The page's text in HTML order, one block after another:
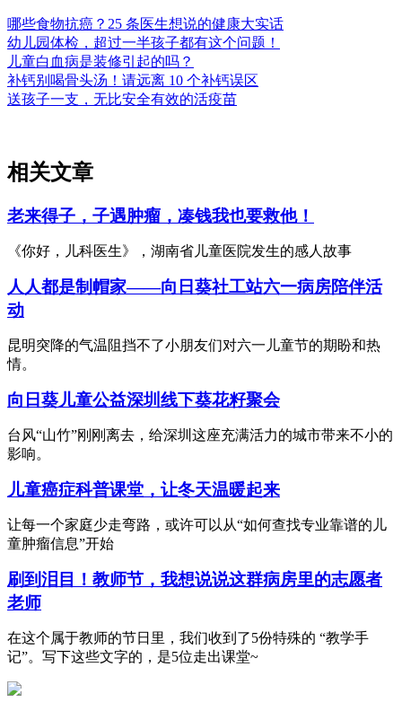
哪些食物抗癌？25 条医生想说的健康大实话
幼儿园体检，超过一半孩子都有这个问题！
儿童白血病是装修引起的吗？
补钙别喝骨头汤！请远离 10 个补钙误区
送孩子一支，无比安全有效的活疫苗
相关文章
老来得子，子遇肿瘤，凑钱我也要救他！
《你好，儿科医生》，湖南省儿童医院发生的感人故事
人人都是制帽家——向日葵社工站六一病房陪伴活
动
昆明突降的气温阻挡不了小朋友们对六一儿童节的期盼和热
情。
向日葵儿童公益深圳线下葵花籽聚会
台风“山竹”刚刚离去，给深圳这座充满活力的城市带来不小的
影响。
儿童癌症科普课堂，让冬天温暖起来
让每一个家庭少走弯路，或许可以从“如何查找专业靠谱的儿
童肿瘤信息”开始
刷到泪目！教师节，我想说说这群病房里的志愿者
老师
在这个属于教师的节日里，我们收到了5份特殊的 “教学手
记”。写下这些文字的，是5位走出课堂~